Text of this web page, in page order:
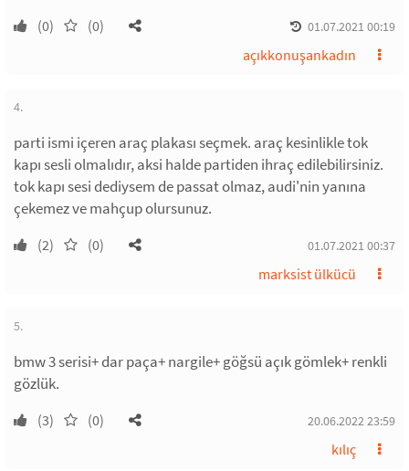
(0) (0) 01.07.2021 00:19
açıkkonuşankadın
4.
parti ismi içeren araç plakası seçmek. araç kesinlikle tok
kapı sesli olmalıdır, aksi halde partiden ihraç edilebilirsiniz.
tok kapı sesi dediysem de passat olmaz, audi'nin yanına
çekemez ve mahçup olursunuz.
(2) (0) 01.07.2021 00:37
marksist ülkücü
5.
bmw 3 serisi+ dar paça+ nargile+ göğsü açık gömlek+ renkli
gözlük.
(3) (0) 20.06.2022 23:59
kılıç